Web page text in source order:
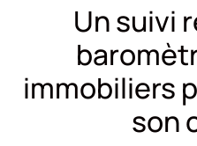
Un suivi
immobiliers
son